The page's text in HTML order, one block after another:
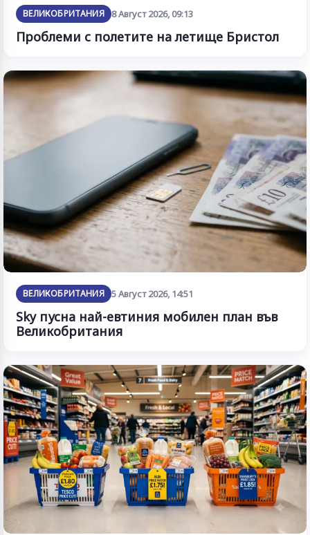
ВЕЛИКОБРИТАНИЯ 8 Август 2026, 09:13
Проблеми с полетите на летище Бристол
ВЕЛИКОБРИТАНИЯ 5 Август 2026, 14:51
Sky пусна най-евтиния мобилен план във
Великобритания